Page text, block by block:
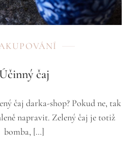
Účinný čaj
čaj darka-shop? Pokud ne, tak
napravit. Zelený čaj je totiž
bomba, […]